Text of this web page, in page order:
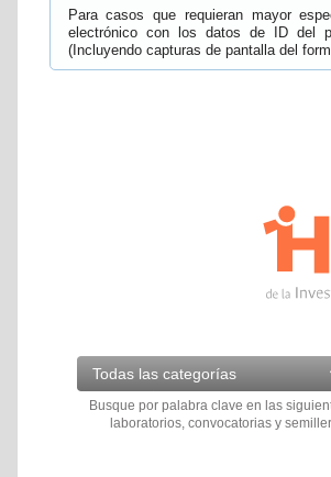
Para casos que requieran mayor
electrónico con los datos de ID del
(Incluyendo capturas de pantalla del
Todas las categorías
Busque por palabra clave en las
laboratorios, convocatorias y